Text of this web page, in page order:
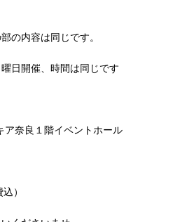
内容は同じです。
日開催、時間は同じです
ア奈良１階イベントホール
）